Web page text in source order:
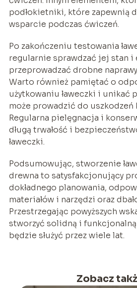
podłokietniki, które zapewnią
wsparcie podczas ćwiczeń.
Po zakończeniu testowania
regularnie sprawdzać jej stan i
przeprowadzać drobne
Warto również pamiętać o
użytkowaniu ławeczki i unikać
może prowadzić do
Regularna pielęgnacja i
długą trwałość i
ławeczki.
Podsumowując, stworzenie
drewna to satysfakcjonujący
dokładnego planowania,
materiałów i narzędzi oraz
Przestrzegając powyższych
stworzyć solidną i funkcjonalną
będzie służyć przez wiele lat.
Zobacz